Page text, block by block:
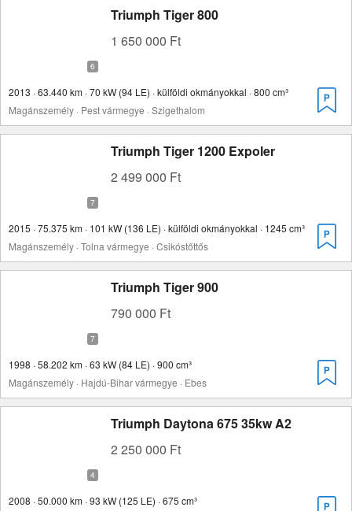
Triumph Tiger 800
1 650 000 Ft
2013 · 63.440 km · 70 kW (94 LE) · külföldi okmányokkal · 800 cm³
Magánszemély · Pest vármegye · Szigethalom
Triumph Tiger 1200 Expoler
2 499 000 Ft
2015 · 75.375 km · 101 kW (136 LE) · külföldi okmányokkal · 1245 cm³
Magánszemély · Tolna vármegye · Csikóstőttős
Triumph Tiger 900
790 000 Ft
1998 · 58.202 km · 63 kW (84 LE) · 900 cm³
Magánszemély · Hajdú-Bihar vármegye · Ebes
Triumph Daytona 675 35kw A2
2 250 000 Ft
2008 · 50.000 km · 93 kW (125 LE) · 675 cm³